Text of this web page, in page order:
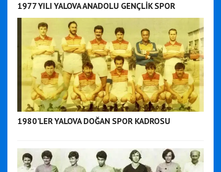
1977 YILI YALOVA ANADOLU GENÇLİK SPOR
1980'LER YALOVA DOĞAN SPOR KADROSU